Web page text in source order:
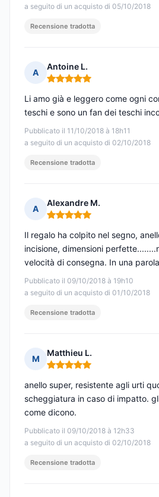
a seguito di un acquisto di 05/10/2018
Recensione tradotta
A
Antoine L.
Nota: 5 su 5
Pubblicato il 11/10/2018 à 18h11
a seguito di un acquisto di 02/10/2018
Li amo già e leggero come ogni
teschi e sono un fan dei teschi
Recensione tradotta
A
Alexandre M.
Nota: 5 su 5
Pubblicato il 09/10/2018 à 19h10
a seguito di un acquisto di 01/10/2018
Il regalo ha colpito nel segno,
incisione, dimensioni
velocità di consegna. In una
Recensione tradotta
M
Matthieu L.
Nota: 5 su 5
Pubblicato il 09/10/2018 à 12h33
a seguito di un acquisto di 02/10/2018
anello super, resistente agli urti
scheggiatura in caso di impatto.
come dicono.
Recensione tradotta